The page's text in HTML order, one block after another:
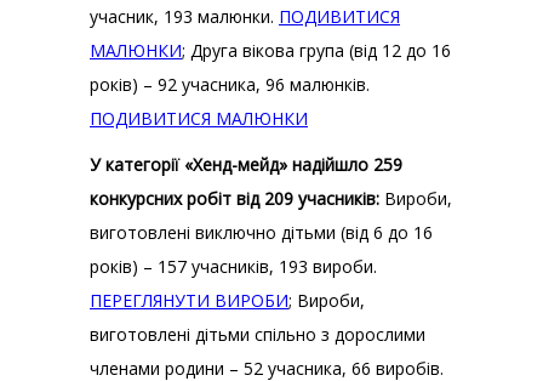
учасник, 193 малюнки. ПОДИВИТИСЯ
МАЛЮНКИ; Друга вікова група (від 12 до 16
років) – 92 учасника, 96 малюнків.
ПОДИВИТИСЯ МАЛЮНКИ
У категорії «Хенд-мейд» надійшло 259
конкурсних робіт від 209 учасників: Вироби,
виготовлені виключно дітьми (від 6 до 16
років) – 157 учасників, 193 вироби.
ПЕРЕГЛЯНУТИ ВИРОБИ; Вироби,
виготовлені дітьми спільно з дорослими
членами родини – 52 учасника, 66 виробів.